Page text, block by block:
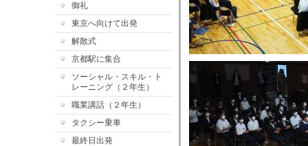
御礼
東京へ向けて出発
解散式
京都駅に集合
ソーシャル・スキル・ト
レーニング（２年生）
職業講話（２年生）
タクシー乗車
最終日出発